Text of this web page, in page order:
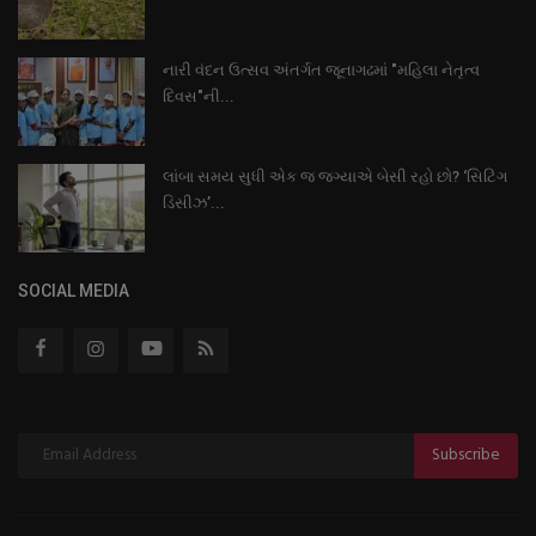
નારી વંદન ઉત્સવ અંતર્ગત જૂનાગઢમાં "મહિલા નેતૃત્વ
દિવસ"ની...
લાંબા સમય સુધી એક જ જગ્યાએ બેસી રહો છો? ‘સિટિંગ
ડિસીઝ’...
SOCIAL MEDIA
Subscribe